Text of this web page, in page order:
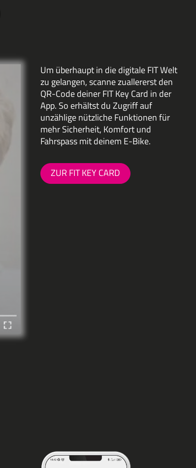
Um überhaupt in die digitale FIT Welt
zu gelangen, scanne zuallererst den
QR-Code deiner FIT Key Card in der
App. So erhältst du Zugriff auf
unzählige nützliche Funktionen für
mehr Sicherheit, Komfort und
Fahrspass mit deinem E-Bike.
ZUR FIT KEY CARD